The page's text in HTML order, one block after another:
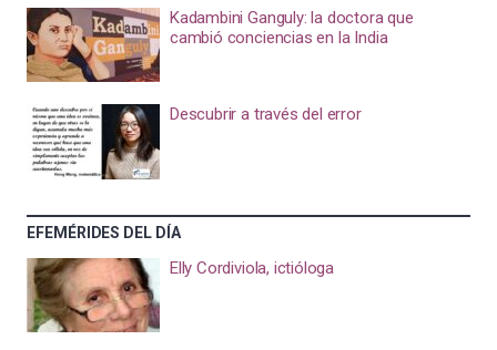
Kadambini Ganguly: la doctora que
cambió conciencias en la India
Descubrir a través del error
EFEMÉRIDES DEL DÍA
Elly Cordiviola, ictióloga